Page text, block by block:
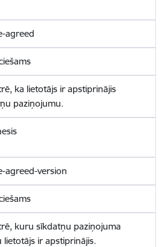
agreed
ka lietotājs ir apstiprinājis
paziņojumu.
agreed-version
kuru sīkdatņu paziņojuma
lietotājs ir apstiprinājis.